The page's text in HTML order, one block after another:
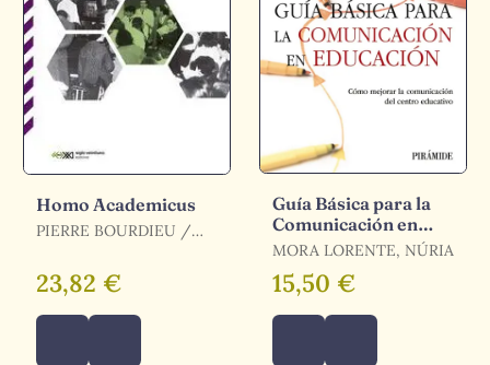
Homo Academicus
PIERRE BOURDIEU /
23,82 €
Guía Básica para la
Comunicación en
Educación
MORA LORENTE, NÚRIA
15,50 €